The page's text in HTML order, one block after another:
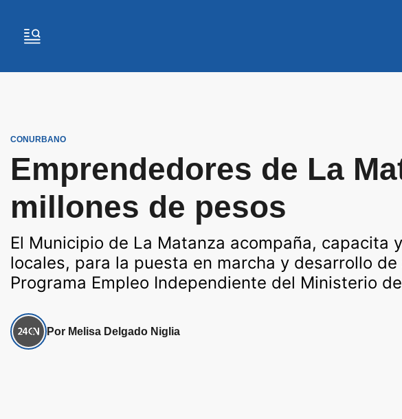
CONURBANO
Emprendedores de La
millones de pesos
El Municipio de La Matanza acompaña,
locales, para la puesta en marcha y desarrollo
Programa Empleo Independiente del Ministerio
Por Melisa Delgado Niglia